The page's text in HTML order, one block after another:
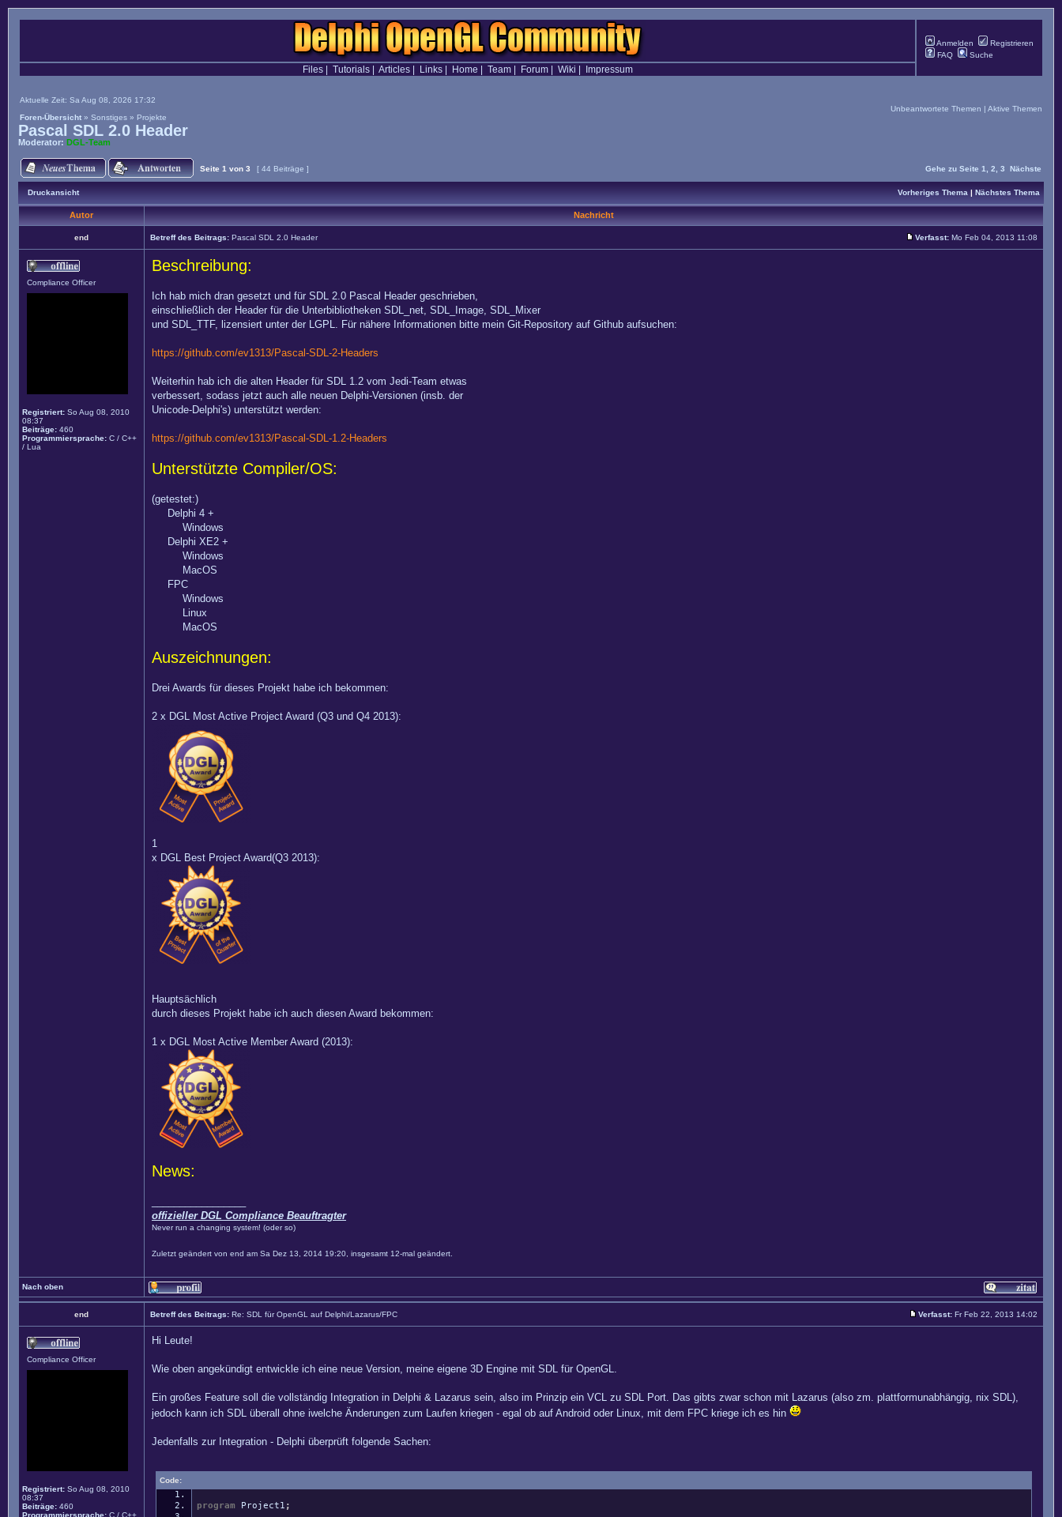
Anmelden
Registrieren
FAQ
Suche
Files| Tutorials| Articles| Links| Home Team| Forum| Wiki Impressum
Aktuelle Zeit: Sa Aug 08, 2026 17:32
Foren-Übersicht » Sonstiges » Projekte
Unbeantwortete Themen | Aktive Themen
Pascal SDL 2.0 Header
Moderator: DGL-Team
Seite 1 von 3 [ 44 Beiträge ] Gehe zu Seite 1 2 3 Nächste
Druckansicht Vorheriges Thema | Nächstes Thema
Autor Nachricht
end Betreff des Beitrags: Pascal SDL 2.0 Header Verfasst: Mo Feb 04, 2013 11:08
Compliance Officer
Registriert: So Aug 08, 2010
08:37
Beiträge: 460
Programmiersprache: C / C++
/ Lua
Beschreibung:
Ich hab mich dran gesetzt und für SDL 2.0 Pascal Header geschrieben,
einschließlich der Header für die Unterbibliotheken SDL_net, SDL_Image, SDL_Mixer
und SDL_TTF, lizensiert unter der LGPL. Für nähere Informationen bitte mein Git-Repository auf Github aufsuchen:
https://github.com/ev1313/Pascal-SDL-2-Headers
Weiterhin hab ich die alten Header für SDL 1.2 vom Jedi-Team etwas
verbessert, sodass jetzt auch alle neuen Delphi-Versionen (insb. der
Unicode-Delphi's) unterstützt werden:
https://github.com/ev1313/Pascal-SDL-1.2-Headers
Unterstützte Compiler/OS:
(getestet:)
Delphi 4 +
Windows
Delphi XE2 +
Windows
MacOS
FPC
Windows
Linux
MacOS
Auszeichnungen:
Drei Awards für dieses Projekt habe ich bekommen:
2 x DGL Most Active Project Award (Q3 und Q4 2013):
1
x DGL Best Project Award(Q3 2013):
Hauptsächlich
durch dieses Projekt habe ich auch diesen Award bekommen:
1 x DGL Most Active Member Award (2013):
News:
offizieller DGL Compliance Beauftragter
Never run a changing system! (oder so)
Zuletzt geändert von end am Sa Dez 13, 2014 19:20, insgesamt 12-mal geändert.
Nach oben
end Betreff des Beitrags: Re: SDL für OpenGL auf Delphi/Lazarus/FPC Verfasst: Fr Feb 22, 2013 14:02
Compliance Officer
Registriert: So Aug 08, 2010
08:37
Beiträge: 460
Programmiersprache: C / C++
Hi Leute!
Wie oben angekündigt entwickle ich eine neue Version, meine eigene 3D Engine mit SDL für OpenGL.
Ein großes Feature soll die vollständig Integration in Delphi & Lazarus sein, also im Prinzip ein VCL zu SDL Port. Das gibts zwar schon mit Lazarus (also zm. plattformunabhängig, nix SDL),
jedoch kann ich SDL überall ohne iwelche Änderungen zum Laufen kriegen - egal ob auf Android oder Linux, mit dem FPC kriege ich es hin
Jedenfalls zur Integration - Delphi überprüft folgende Sachen:
Code:
program Project1 ;